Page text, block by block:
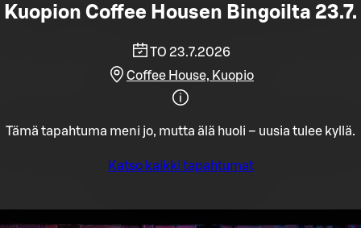
Kuopion Coffee Housen Bingoilta 23.7.
TO 23.7.2026
Coffee House, Kuopio
Tämä tapahtuma meni jo, mutta älä huoli – uusia tulee kyllä.
Katso kaikki tapahtumat